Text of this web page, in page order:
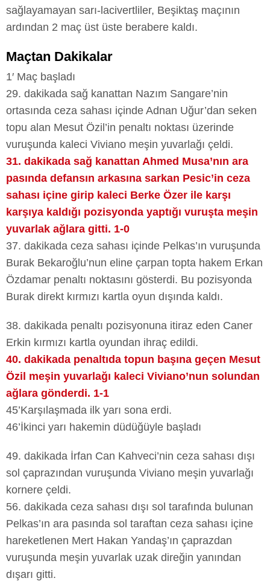
sağlayamayan sarı-lacivertliler, Beşiktaş maçının
ardından 2 maç üst üste berabere kaldı.
Maçtan Dakikalar
1′ Maç başladı
29. dakikada sağ kanattan Nazım Sangare’nin
ortasında ceza sahası içinde Adnan Uğur’dan seken
topu alan Mesut Özil’in penaltı noktası üzerinde
vuruşunda kaleci Viviano meşin yuvarlağı çeldi.
31. dakikada sağ kanattan Ahmed Musa’nın ara
pasında defansın arkasına sarkan Pesic’in ceza
sahası içine girip kaleci Berke Özer ile karşı
karşıya kaldığı pozisyonda yaptığı vuruşta meşin
yuvarlak ağlara gitti. 1-0
37. dakikada ceza sahası içinde Pelkas’ın vuruşunda
Burak Bekaroğlu’nun eline çarpan topta hakem Erkan
Özdamar penaltı noktasını gösterdi. Bu pozisyonda
Burak direkt kırmızı kartla oyun dışında kaldı.
38. dakikada penaltı pozisyonuna itiraz eden Caner
Erkin kırmızı kartla oyundan ihraç edildi.
40. dakikada penaltıda topun başına geçen Mesut
Özil meşin yuvarlağı kaleci Viviano’nun solundan
ağlara gönderdi. 1-1
45’Karşılaşmada ilk yarı sona erdi.
46’İkinci yarı hakemin düdüğüyle başladı
49. dakikada İrfan Can Kahveci’nin ceza sahası dışı
sol çaprazından vuruşunda Viviano meşin yuvarlağı
kornere çeldi.
56. dakikada ceza sahası dışı sol tarafında bulunan
Pelkas’ın ara pasında sol taraftan ceza sahası içine
hareketlenen Mert Hakan Yandaş’ın çaprazdan
vuruşunda meşin yuvarlak uzak direğin yanından
dışarı gitti.